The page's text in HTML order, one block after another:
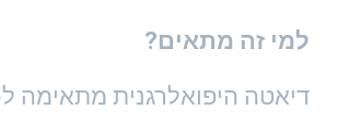
למי זה מתאים?
דיאטה היפואלרגנית מתאימה